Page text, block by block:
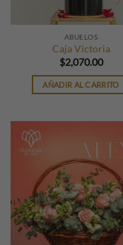
ABUELOS
Caja Victoria
$2,070.00
AÑADIR AL CARRITO